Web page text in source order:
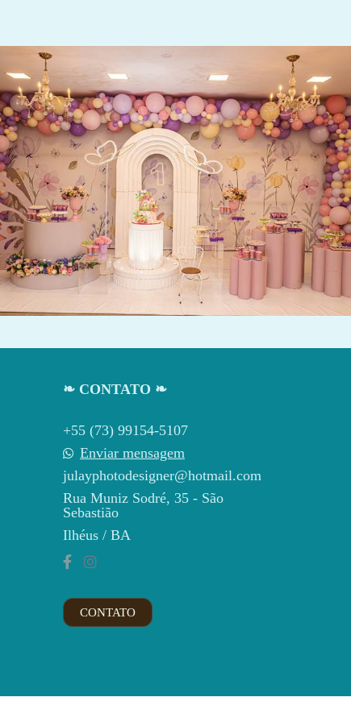
613 0
❧ CONTATO ❧
+55 (73) 99154-5107
Enviar mensagem
julayphotodesigner@hotmail.com
Rua Muniz Sodré, 35 - São
Sebastião
Ilhéus / BA
CONTATO